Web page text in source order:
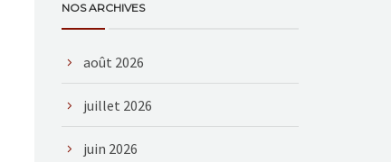
NOS ARCHIVES
août 2026
juillet 2026
juin 2026